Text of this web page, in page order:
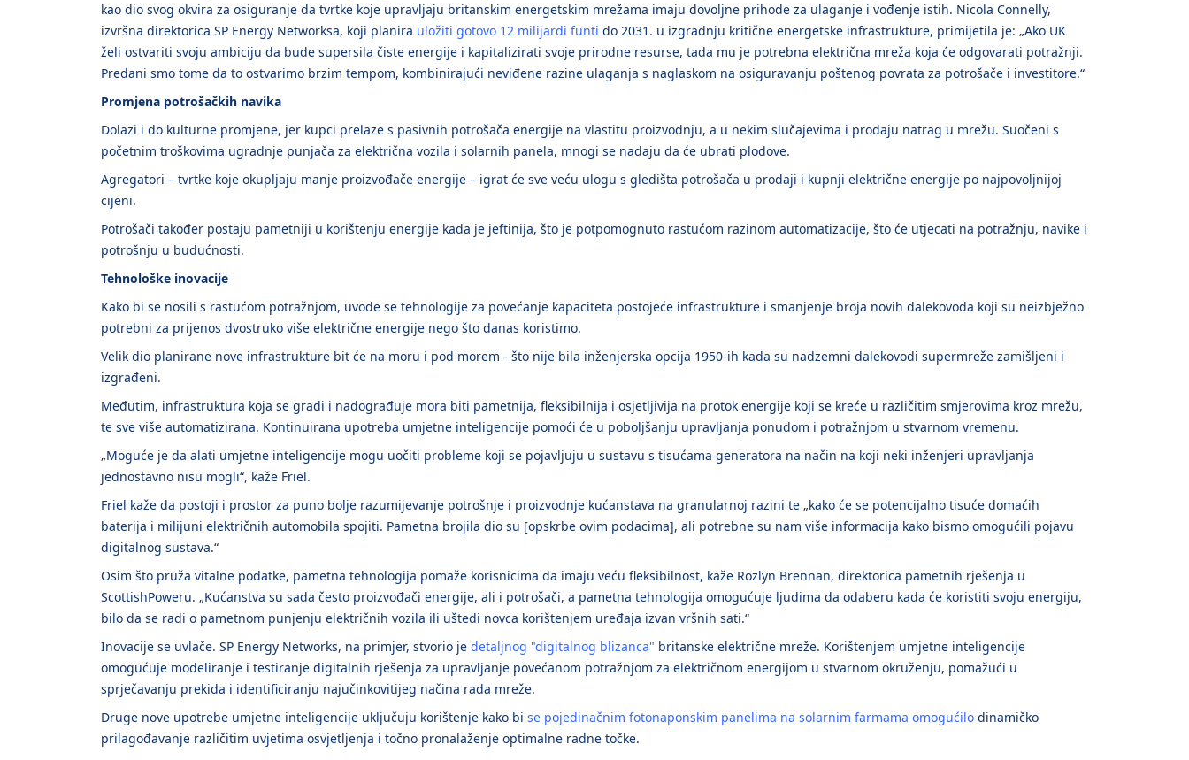
kao dio svog okvira za osiguranje da tvrtke koje upravljaju britanskim energetskim mrežama imaju dovoljne prihode za ulaganje i vođenje istih. Nicola Connelly,
izvršna direktorica SP Energy Networksa, koji planira uložiti gotovo 12 milijardi funti do 2031. u izgradnju kritične energetske infrastrukture, primijetila je: „Ako UK
želi ostvariti svoju ambiciju da bude supersila čiste energije i kapitalizirati svoje prirodne resurse, tada mu je potrebna električna mreža koja će odgovarati potražnji.
Predani smo tome da to ostvarimo brzim tempom, kombinirajući neviđene razine ulaganja s naglaskom na osiguravanju poštenog povrata za potrošače i investitore.“
Promjena potrošačkih navika
Dolazi i do kulturne promjene, jer kupci prelaze s pasivnih potrošača energije na vlastitu proizvodnju, a u nekim slučajevima i prodaju natrag u mrežu. Suočeni s
početnim troškovima ugradnje punjača za električna vozila i solarnih panela, mnogi se nadaju da će ubrati plodove.
Agregatori – tvrtke koje okupljaju manje proizvođače energije – igrat će sve veću ulogu s gledišta potrošača u prodaji i kupnji električne energije po najpovoljnijoj
cijeni.
Potrošači također postaju pametniji u korištenju energije kada je jeftinija, što je potpomognuto rastućom razinom automatizacije, što će utjecati na potražnju, navike i
potrošnju u budućnosti.
Tehnološke inovacije
Kako bi se nosili s rastućom potražnjom, uvode se tehnologije za povećanje kapaciteta postojeće infrastrukture i smanjenje broja novih dalekovoda koji su neizbježno
potrebni za prijenos dvostruko više električne energije nego što danas koristimo.
Velik dio planirane nove infrastrukture bit će na moru i pod morem - što nije bila inženjerska opcija 1950-ih kada su nadzemni dalekovodi supermreže zamišljeni i
izgrađeni.
Međutim, infrastruktura koja se gradi i nadograđuje mora biti pametnija, fleksibilnija i osjetljivija na protok energije koji se kreće u različitim smjerovima kroz mrežu,
te sve više automatizirana. Kontinuirana upotreba umjetne inteligencije pomoći će u poboljšanju upravljanja ponudom i potražnjom u stvarnom vremenu.
„Moguće je da alati umjetne inteligencije mogu uočiti probleme koji se pojavljuju u sustavu s tisućama generatora na način na koji neki inženjeri upravljanja
jednostavno nisu mogli“, kaže Friel.
Friel kaže da postoji i prostor za puno bolje razumijevanje potrošnje i proizvodnje kućanstava na granularnoj razini te „kako će se potencijalno tisuće domaćih
baterija i milijuni električnih automobila spojiti. Pametna brojila dio su [opskrbe ovim podacima], ali potrebne su nam više informacija kako bismo omogućili pojavu
digitalnog sustava.“
Osim što pruža vitalne podatke, pametna tehnologija pomaže korisnicima da imaju veću fleksibilnost, kaže Rozlyn Brennan, direktorica pametnih rješenja u
ScottishPoweru. „Kućanstva su sada često proizvođači energije, ali i potrošači, a pametna tehnologija omogućuje ljudima da odaberu kada će koristiti svoju energiju,
bilo da se radi o pametnom punjenju električnih vozila ili uštedi novca korištenjem uređaja izvan vršnih sati.“
Inovacije se uvlače. SP Energy Networks, na primjer, stvorio je detaljnog "digitalnog blizanca" britanske električne mreže. Korištenjem umjetne inteligencije
omogućuje modeliranje i testiranje digitalnih rješenja za upravljanje povećanom potražnjom za električnom energijom u stvarnom okruženju, pomažući u
sprječavanju prekida i identificiranju najučinkovitijeg načina rada mreže.
Druge nove upotrebe umjetne inteligencije uključuju korištenje kako bi se pojedinačnim fotonaponskim panelima na solarnim farmama omogućilo dinamičko
prilagođavanje različitim uvjetima osvjetljenja i točno pronalaženje optimalne radne točke.